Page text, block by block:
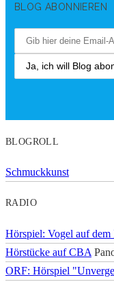
BLOG ABONNIEREN
BLOGROLL
Schmuckkunst
RADIO
Hörspiel: Vogel auf
Hörstücke auf CBA
ORF: Hörspiel